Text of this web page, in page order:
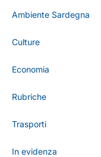
Ambiente Sardegna
Culture
Economia
Rubriche
Trasporti
In evidenza